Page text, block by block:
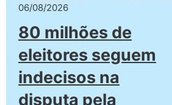
06/08/2026
80 milhões de
eleitores seguem
indecisos na
disputa pela